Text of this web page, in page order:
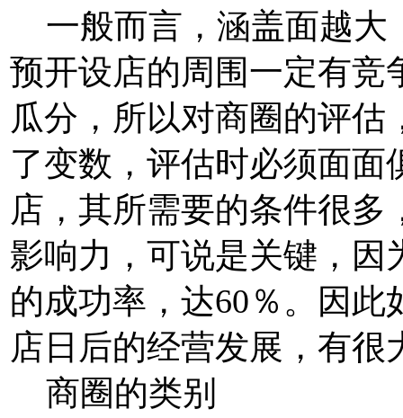
一般而言，涵盖面越大
预开设店的周围一定有竞
瓜分，所以对商圈的评
了变数，评估时必须面
店，其所需要的条件很
影响力，可说是关键，因
的成功率，达60％。因
店日后的经营发展，有很
商圈的类别